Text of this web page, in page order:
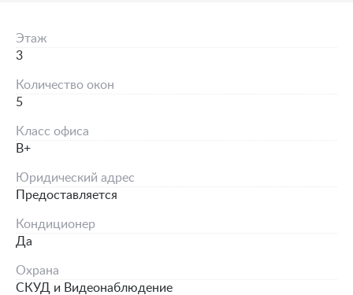
Этаж
3
Количество окон
5
Класс офиса
B+
Юридический адрес
Предоставляется
Кондиционер
Да
Охрана
СКУД и Видеонаблюдение